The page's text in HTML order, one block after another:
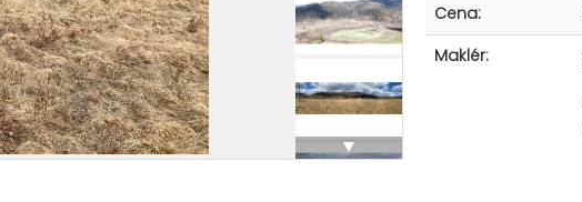
Cena:
Maklér: